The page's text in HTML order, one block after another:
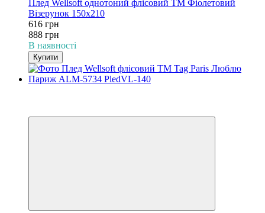
Плед Wellsoft однотоний флісовий ТМ Фіолетовий
Візерунок 150х210
616 грн
888 грн
В наявності
Купити